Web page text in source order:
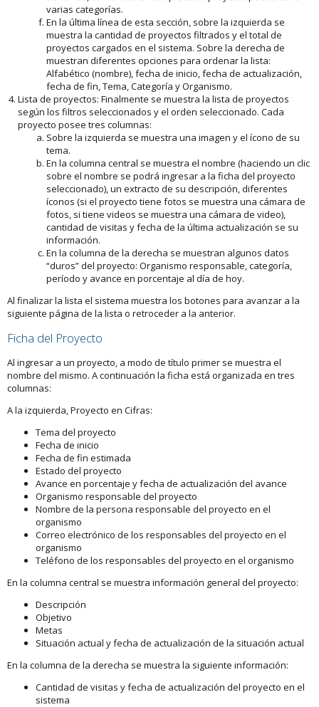
varias categorías.
En la última línea de esta sección, sobre la izquierda se
muestra la cantidad de proyectos filtrados y el total de
proyectos cargados en el sistema. Sobre la derecha de
muestran diferentes opciones para ordenar la lista:
Alfabético (nombre), fecha de inicio, fecha de actualización,
fecha de fin, Tema, Categoría y Organismo.
Lista de proyectos: Finalmente se muestra la lista de proyectos
según los filtros seleccionados y el orden seleccionado. Cada
proyecto posee tres columnas:
Sobre la izquierda se muestra una imagen y el ícono de su
tema.
En la columna central se muestra el nombre (haciendo un clic
sobre el nombre se podrá ingresar a la ficha del proyecto
seleccionado), un extracto de su descripción, diferentes
íconos (si el proyecto tiene fotos se muestra una cámara de
fotos, si tiene videos se muestra una cámara de video),
cantidad de visitas y fecha de la última actualización se su
información.
En la columna de la derecha se muestran algunos datos
“duros” del proyecto: Organismo responsable, categoría,
período y avance en porcentaje al día de hoy.
Al finalizar la lista el sistema muestra los botones para avanzar a la
siguiente página de la lista o retroceder a la anterior.
Ficha del Proyecto
Al ingresar a un proyecto, a modo de título primer se muestra el
nombre del mismo. A continuación la ficha está organizada en tres
columnas:
A la izquierda, Proyecto en Cifras:
Tema del proyecto
Fecha de inicio
Fecha de fin estimada
Estado del proyecto
Avance en porcentaje y fecha de actualización del avance
Organismo responsable del proyecto
Nombre de la persona responsable del proyecto en el
organismo
Correo electrónico de los responsables del proyecto en el
organismo
Teléfono de los responsables del proyecto en el organismo
En la columna central se muestra información general del proyecto:
Descripción
Objetivo
Metas
Situación actual y fecha de actualización de la situación actual
En la columna de la derecha se muestra la siguiente información:
Cantidad de visitas y fecha de actualización del proyecto en el
sistema